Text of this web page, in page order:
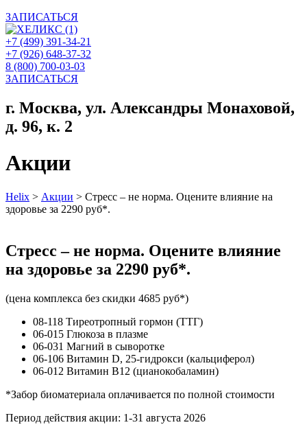
ЗАПИСАТЬСЯ
+7 (499) 391-34-21
+7 (926) 648-37-32
8 (800) 700-03-03
ЗАПИСАТЬСЯ
г. Москва, ул. Александры Монаховой,
д. 96, к. 2
Акции
Helix > Акции > Стресс – не норма. Оцените влияние на
здоровье за 2290 руб*.
Стресс – не норма. Оцените влияние
на здоровье за 2290 руб*.
(цена комплекса без скидки 4685 руб*)
08-118 Тиреотропный гормон (ТТГ)
06-015 Глюкоза в плазме
06-031 Магний в сыворотке
06-106 Витамин D, 25-гидрокси (кальциферол)
06-012 Витамин B12 (цианокобаламин)
*Забор биоматериала оплачивается по полной стоимости
Период действия акции: 1-31 августа 2026